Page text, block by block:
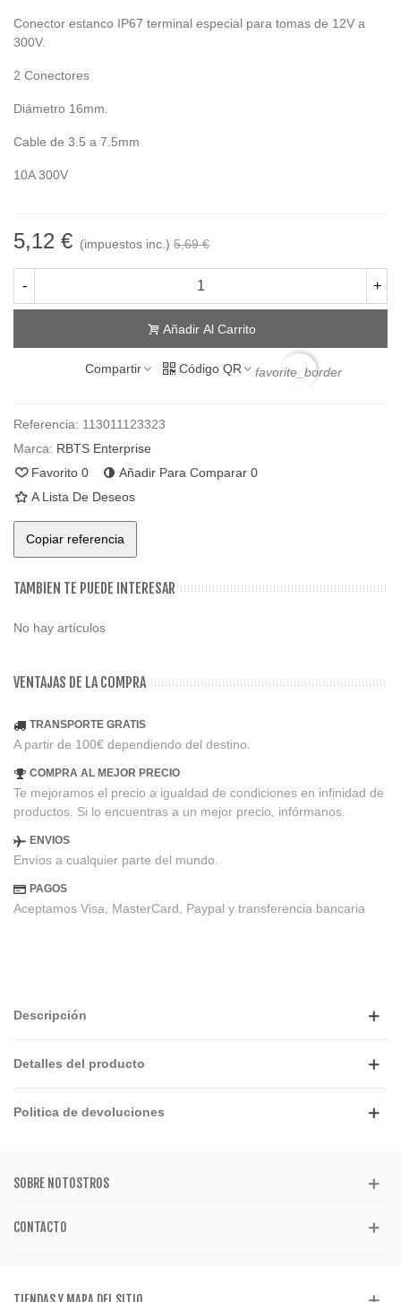
Conector estanco IP67 terminal especial para tomas de 12V a
300V.
2 Conectores
Diámetro 16mm.
Cable de 3.5 a 7.5mm
10A 300V
5,12 € (impuestos inc.) 5,69 €
- +
Añadir Al Carrito
Compartir Código QR favorite_border
Referencia: 113011123323
Marca: RBTS Enterprise
Favorito 0 Añadir Para Comparar 0
A Lista De Deseos
Copiar referencia
TAMBIEN TE PUEDE INTERESAR
No hay artículos
VENTAJAS DE LA COMPRA
TRANSPORTE GRATIS
A partir de 100€ dependiendo del destino.
COMPRA AL MEJOR PRECIO
Te mejoramos el precio a igualdad de condiciones en infinidad de
productos. Si lo encuentras a un mejor precio, infórmanos.
ENVIOS
Envíos a cualquier parte del mundo.
PAGOS
Aceptamos Visa, MasterCard, Paypal y transferencia bancaria
Descripción
Detalles del producto
Politica de devoluciones
SOBRE NOTOSTROS
CONTACTO